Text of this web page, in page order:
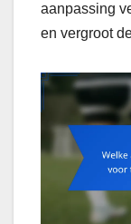
aanpassing
en vergroot